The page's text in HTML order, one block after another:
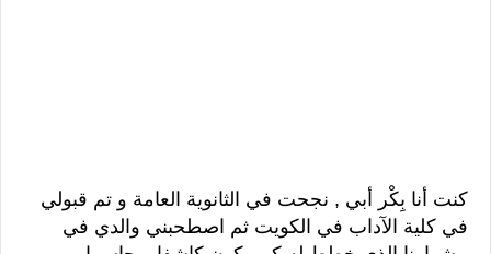
كنت أنا بِكْر أبي , نجحت في الثانوية العامة و تم قبولي
في كلية الآداب في الكويت ثم اصطحبني والدي في